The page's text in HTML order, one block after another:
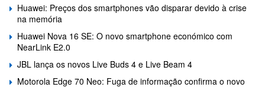
Huawei: Preços dos smartphones vão disparar devido à crise
na memória
Huawei Nova 16 SE: O novo smartphone económico com
NearLink E2.0
JBL lança os novos Live Buds 4 e Live Beam 4
Motorola Edge 70 Neo: Fuga de informação confirma o novo